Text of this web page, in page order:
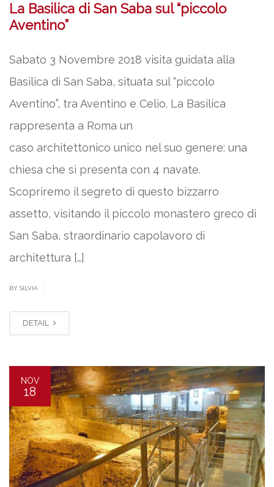
La Basilica di San Saba sul “piccolo
Aventino”
Sabato 3 Novembre 2018 visita guidata alla
Basilica di San Saba, situata sul “piccolo
Aventino”, tra Aventino e Celio. La Basilica
rappresenta a Roma un
caso architettonico unico nel suo genere: una
chiesa che si presenta con 4 navate.
Scopriremo il segreto di questo bizzarro
assetto, visitando il piccolo monastero greco di
San Saba, straordinario capolavoro di
architettura […]
BY SILVIA
DETAIL
NOV
18